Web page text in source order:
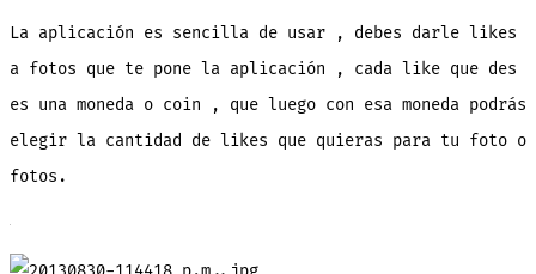
La aplicación es sencilla de usar , debes darle likes
a fotos que te pone la aplicación , cada like que des
es una moneda o coin , que luego con esa moneda podrás
elegir la cantidad de likes que quieras para tu foto o
fotos.